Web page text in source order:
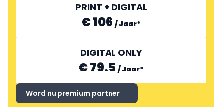
PRINT + DIGITAL
€ 106 /Jaar*
DIGITAL ONLY
€ 79.5 /Jaar*
Word nu premium partner